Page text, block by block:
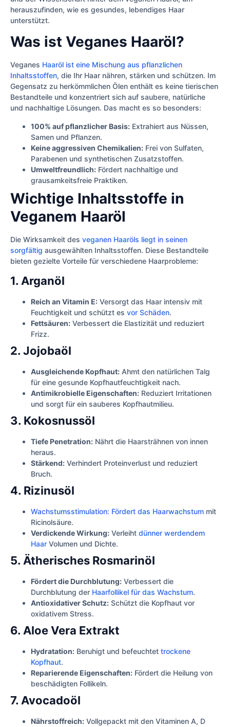
herauszufinden, wie es gesundes, lebendiges Haar
unterstützt.
Was ist Veganes Haaröl?
Veganes Haaröl ist eine Mischung aus pflanzlichen
Inhaltsstoffen, die Ihr Haar nähren, stärken und schützen. Im
Gegensatz zu herkömmlichen Ölen enthält es keine tierischen
Bestandteile und konzentriert sich auf saubere, natürliche
und nachhaltige Lösungen. Das macht es so besonders:
100% auf pflanzlicher Basis: Extrahiert aus Nüssen,
Samen und Pflanzen.
Keine aggressiven Chemikalien: Frei von Sulfaten,
Parabenen und synthetischen Zusatzstoffen.
Umweltfreundlich: Fördert nachhaltige und
grausamkeitsfreie Praktiken.
Wichtige Inhaltsstoffe in
Veganem Haaröl
Die Wirksamkeit des veganen Haaröls liegt in seinen
sorgfältig ausgewählten Inhaltsstoffen. Diese Bestandteile
bieten gezielte Vorteile für verschiedene Haarprobleme:
1. Arganöl
Reich an Vitamin E: Versorgt das Haar intensiv mit
Feuchtigkeit und schützt es vor Schäden.
Fettsäuren: Verbessert die Elastizität und reduziert
Frizz.
2. Jojobaöl
Ausgleichende Kopfhaut: Ahmt den natürlichen Talg
für eine gesunde Kopfhautfeuchtigkeit nach.
Antimikrobielle Eigenschaften: Reduziert Irritationen
und sorgt für ein sauberes Kopfhautmilieu.
3. Kokosnussöl
Tiefe Penetration: Nährt die Haarsträhnen von innen
heraus.
Stärkend: Verhindert Proteinverlust und reduziert
Bruch.
4. Rizinusöl
Wachstumsstimulation: Fördert das Haarwachstum mit
Ricinolsäure.
Verdickende Wirkung: Verleiht dünner werdendem
Haar Volumen und Dichte.
5. Ätherisches Rosmarinöl
Fördert die Durchblutung: Verbessert die
Durchblutung der Haarfollikel für das Wachstum.
Antioxidativer Schutz: Schützt die Kopfhaut vor
oxidativem Stress.
6. Aloe Vera Extrakt
Hydratation: Beruhigt und befeuchtet trockene
Kopfhaut.
Reparierende Eigenschaften: Fördert die Heilung von
beschädigten Follikeln.
7. Avocadoöl
Nährstoffreich: Vollgepackt mit den Vitaminen A, D